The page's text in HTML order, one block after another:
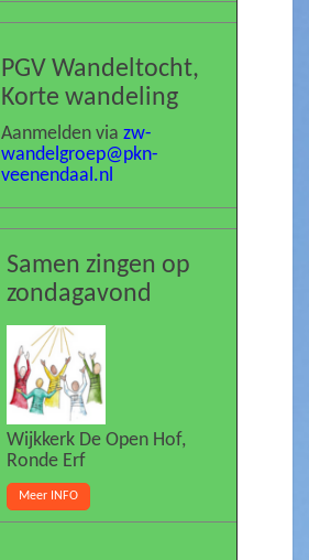
PGV Wandeltocht,
Korte wandeling
Aanmelden via zw-
wandelgroep@pkn-
veenendaal.nl
Samen zingen op
zondagavond
Wijkkerk De Open Hof,
Ronde Erf
Meer INFO